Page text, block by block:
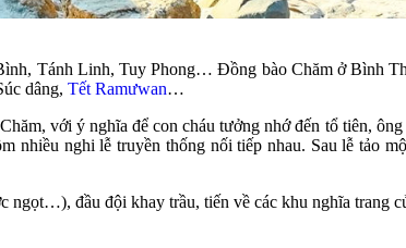
Tánh Linh, Tuy Phong… Đồng bào Chăm ở Bình
dâng, Tết Ramưwan…
với ý nghĩa để con cháu tưởng nhớ đến tổ tiên, ông
nghi lễ truyền thống nối tiếp nhau. Sau lễ tảo
ngọt…), đầu đội khay trầu, tiến về các khu nghĩa trang